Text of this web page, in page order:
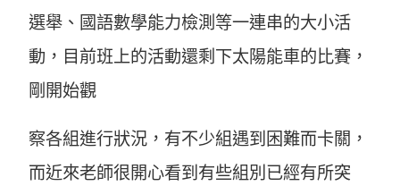
選舉、國語數學能力檢測等一連串的大小活
動，目前班上的活動還剩下太陽能車的比賽，
剛開始觀
察各組進行狀況，有不少組遇到困難而卡關，
而近來老師很開心看到有些組別已經有所突